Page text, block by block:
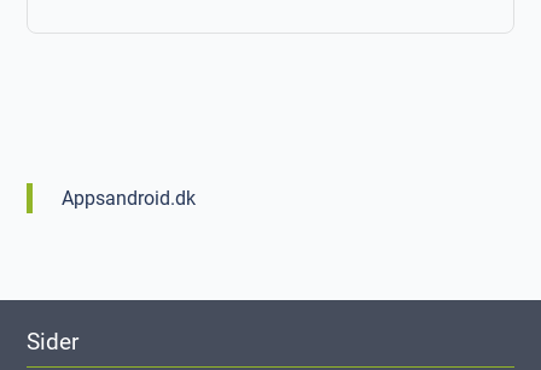
Appsandroid.dk
Sider